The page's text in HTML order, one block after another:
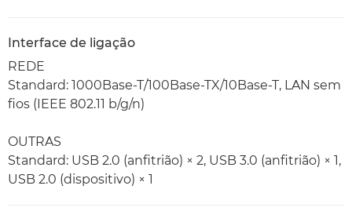
Interface de ligação
REDE
Standard: 1000Base-T/100Base-TX/10Base-T, LAN sem
fios (IEEE 802.11 b/g/n)
OUTRAS
Standard: USB 2.0 (anfitrião) × 2, USB 3.0 (anfitrião) × 1,
USB 2.0 (dispositivo) × 1